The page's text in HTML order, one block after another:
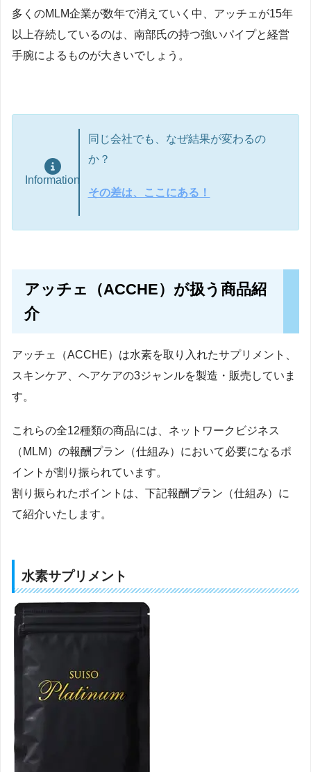
多くのMLM企業が数年で消えていく中、アッチェが15年
以上存続しているのは、南部氏の持つ強いパイプと経営
手腕によるものが大きいでしょう。
Information
同じ会社でも、なぜ結果が変わるの
か？
その差は、ここにある！
アッチェ（ACCHE）が扱う商品紹
介
アッチェ（ACCHE）は水素を取り入れたサプリメント、
スキンケア、ヘアケアの3ジャンルを製造・販売していま
す。
これらの全12種類の商品には、ネットワークビジネス
（MLM）の報酬プラン（仕組み）において必要になるポ
イントが割り振られています。
割り振られたポイントは、下記報酬プラン（仕組み）に
て紹介いたします。
水素サプリメント